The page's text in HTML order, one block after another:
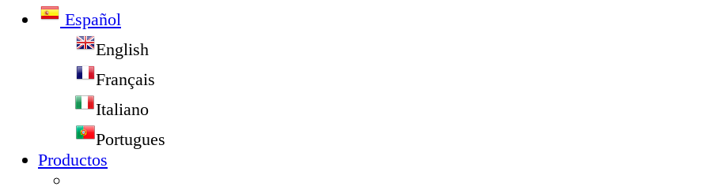
Español
English
Français
Italiano
Portugues
Productos